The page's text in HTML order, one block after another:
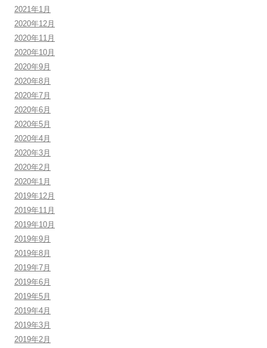
2021年1月
2020年12月
2020年11月
2020年10月
2020年9月
2020年8月
2020年7月
2020年6月
2020年5月
2020年4月
2020年3月
2020年2月
2020年1月
2019年12月
2019年11月
2019年10月
2019年9月
2019年8月
2019年7月
2019年6月
2019年5月
2019年4月
2019年3月
2019年2月